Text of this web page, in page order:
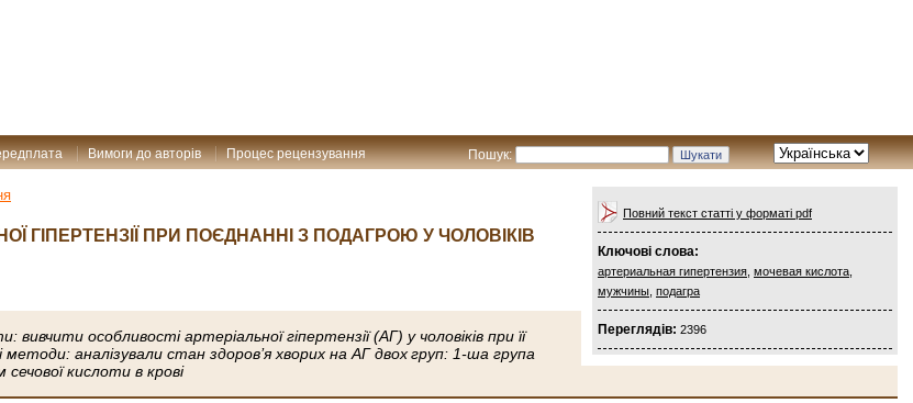
Пошук:
Вимоги до авторів Процес рецензування
Повний текст статті у форматі pdf
Ключові слова:
артериальная гипертензия мочевая кислота
мужчины подагра
Переглядів: 2396
ГІПЕРТЕНЗІЇ ПРИ ПОЄДНАННІ З ПОДАГРОЮ У ЧОЛОВІКІВ
особливості артеріальної гіпертензії (АГ) у чоловіків при її
методи: аналізували стан здоров’я хворих на АГ двох груп: 1-ша група
сечової кислоти в крові